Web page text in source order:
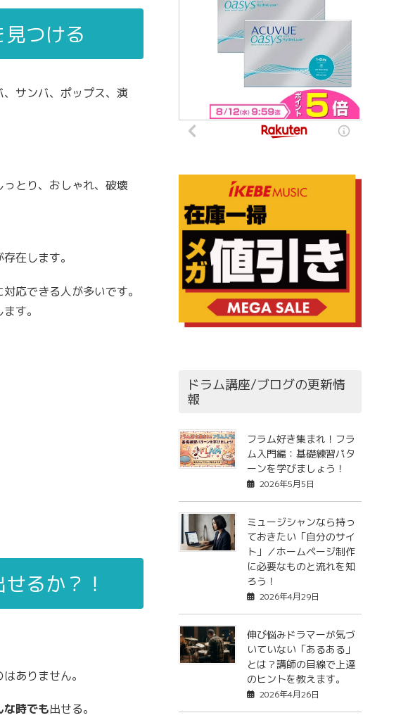
つける
サンバ、ポップス、演
とり、おしゃれ、破壊
在します。
応できる人が多いです。
す。
るか？！
ありません。
な時でも出せる。
ドラム講座/ブログの更新情
報
フラム好き集まれ！フラ
ム入門編：基礎練習パタ
ーンを学びましょう！
2026年5月5日
ミュージシャンなら持っ
ておきたい「自分のサイ
ト」／ホームページ制作
に必要なものと流れを知
ろう！
2026年4月29日
伸び悩みドラマーが気づ
いていない「あるある」
とは？講師の目線で上達
のヒントを教えます。
2026年4月26日